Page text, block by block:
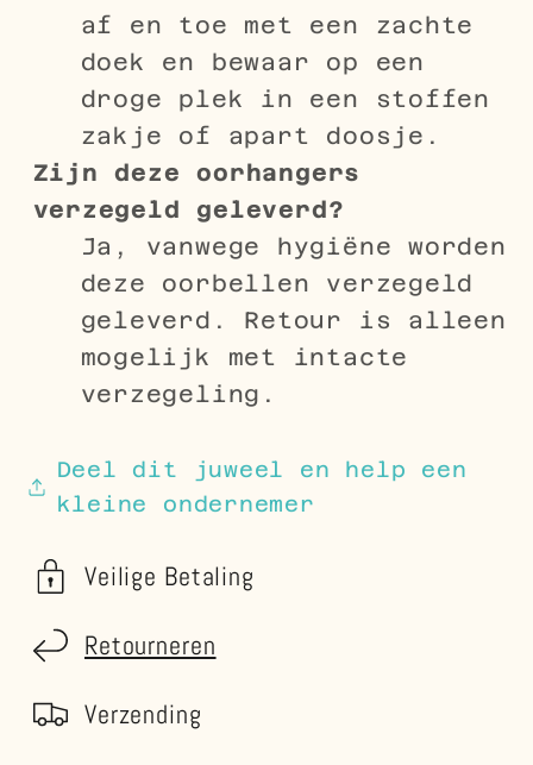
af en toe met een zachte
doek en bewaar op een
droge plek in een stoffen
zakje of apart doosje.
Zijn deze oorhangers
verzegeld geleverd?
Ja, vanwege hygiëne worden
deze oorbellen verzegeld
geleverd. Retour is alleen
mogelijk met intacte
verzegeling.
Deel dit juweel en help een
kleine ondernemer
Veilige Betaling
Retourneren
Verzending